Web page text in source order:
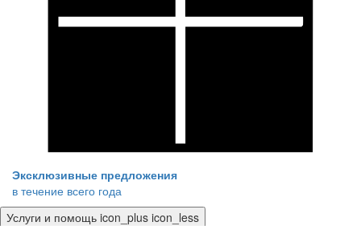
Эксклюзивные предложения
в течение всего года
Услуги и помощь icon_plus icon_less